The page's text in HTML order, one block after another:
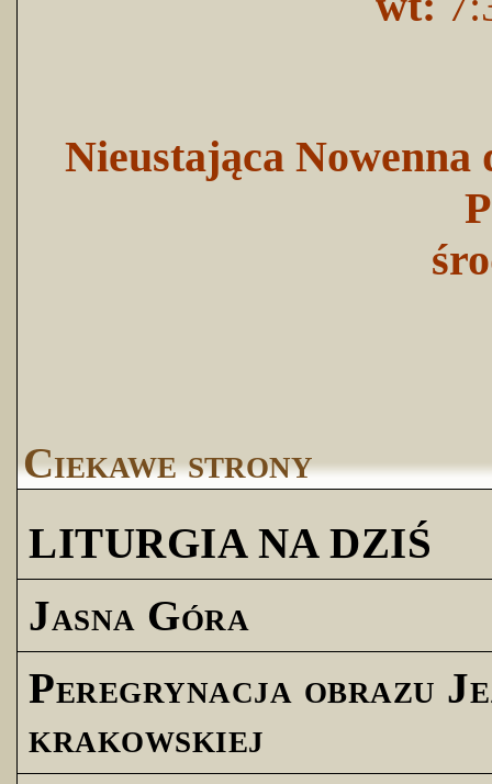
Nieustająca
Ciekawe strony
LITURGIA NA DZIŚ
Jasna Góra
Peregrynacja obrazu
krakowskiej